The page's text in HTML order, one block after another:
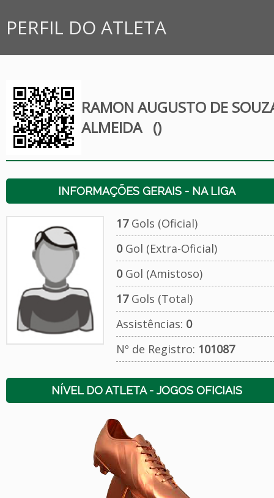
PERFIL DO ATLETA
RAMON AUGUSTO DE
ALMEIDA ()
INFORMAÇÕES GERAIS - NA LIGA
17Gols (Oficial)
0Gol (Extra-Oficial)
0Gol (Amistoso)
17Gols (Total)
Assistências: 0
Nº de Registro: 101087
NÍVEL DO ATLETA - JOGOS OFICIAIS